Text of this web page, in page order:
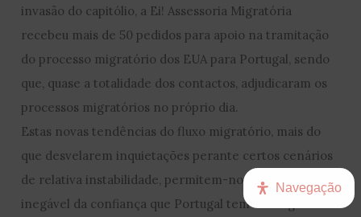
invasão do capitólio, a Ei! Assessoria Migratória
recebeu mais de 50 pedidos para apoio na tramitação
do processo migratório dos EUA para Portugal, sendo
que, quase a totalidade dos contactos, adjudicaram os
processos migratórios no próprio dia.
Estas novas tendências do fluxo migratório, mais do
que desvelarem inquietações perante certos cenários
de relativa instabilidade, permitem-nos ter uma noção
inegável da confiança que Portugal tem conseguido
Navegação